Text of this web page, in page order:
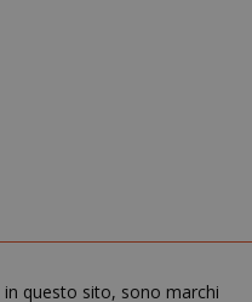
questo sito, sono marchi